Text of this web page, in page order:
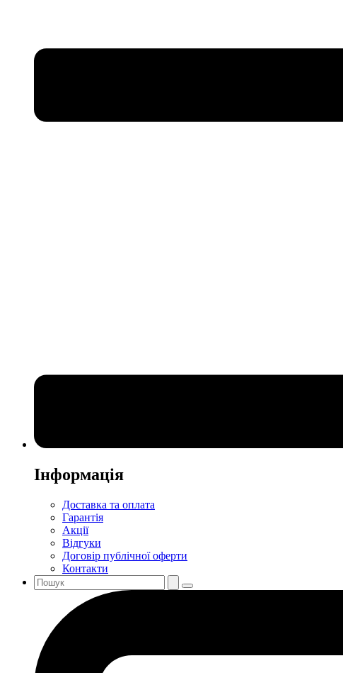
Інформація
Доставка та оплата
Гарантія
Акції
Відгуки
Договір публічної оферти
Контакти